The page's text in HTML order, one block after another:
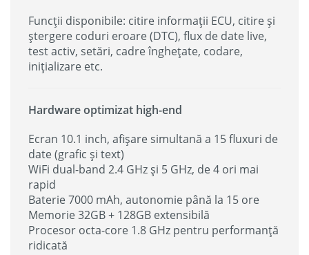
Funcții disponibile: citire informații ECU, citire și
ștergere coduri eroare (DTC), flux de date live,
test activ, setări, cadre înghețate, codare,
inițializare etc.
Hardware optimizat high-end
Ecran 10.1 inch, afișare simultană a 15 fluxuri de
date (grafic și text)
WiFi dual-band 2.4 GHz și 5 GHz, de 4 ori mai
rapid
Baterie 7000 mAh, autonomie până la 15 ore
Memorie 32GB + 128GB extensibilă
Procesor octa-core 1.8 GHz pentru performanță
ridicată